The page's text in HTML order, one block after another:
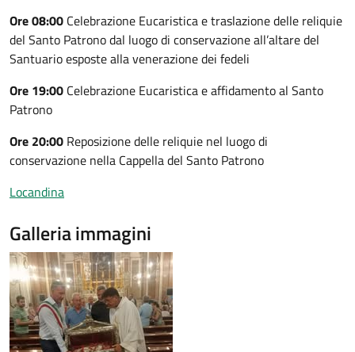
Ore 08:00 Celebrazione Eucaristica e traslazione delle reliquie
del Santo Patrono dal luogo di conservazione all’altare del
Santuario esposte alla venerazione dei fedeli
Ore 19:00 Celebrazione Eucaristica e affidamento al Santo
Patrono
Ore 20:00 Reposizione delle reliquie nel luogo di
conservazione nella Cappella del Santo Patrono
Locandina
Galleria immagini